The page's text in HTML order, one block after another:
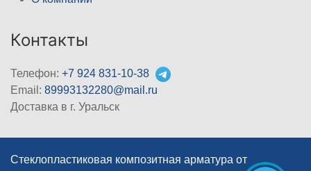
Контакты
Телефон: +7 924 831-10-38
Email: 89993132280@mail.ru
Доставка в г. Уральск
Стеклопластиковая композитная арматура от